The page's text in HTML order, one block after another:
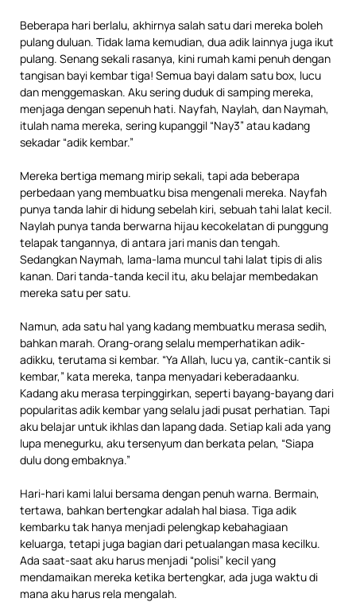
Beberapa hari berlalu, akhirnya salah satu dari mereka boleh
pulang duluan. Tidak lama kemudian, dua adik lainnya juga ikut
pulang. Senang sekali rasanya, kini rumah kami penuh dengan
tangisan bayi kembar tiga! Semua bayi dalam satu box, lucu
dan menggemaskan. Aku sering duduk di samping mereka,
menjaga dengan sepenuh hati. Nayfah, Naylah, dan Naymah,
itulah nama mereka, sering kupanggil “Nay3” atau kadang
sekadar “adik kembar.”
Mereka bertiga memang mirip sekali, tapi ada beberapa
perbedaan yang membuatku bisa mengenali mereka. Nayfah
punya tanda lahir di hidung sebelah kiri, sebuah tahi lalat kecil.
Naylah punya tanda berwarna hijau kecokelatan di punggung
telapak tangannya, di antara jari manis dan tengah.
Sedangkan Naymah, lama-lama muncul tahi lalat tipis di alis
kanan. Dari tanda-tanda kecil itu, aku belajar membedakan
mereka satu per satu.
Namun, ada satu hal yang kadang membuatku merasa sedih,
bahkan marah. Orang-orang selalu memperhatikan adik-
adikku, terutama si kembar. “Ya Allah, lucu ya, cantik-cantik si
kembar,” kata mereka, tanpa menyadari keberadaanku.
Kadang aku merasa terpinggirkan, seperti bayang-bayang dari
popularitas adik kembar yang selalu jadi pusat perhatian. Tapi
aku belajar untuk ikhlas dan lapang dada. Setiap kali ada yang
lupa menegurku, aku tersenyum dan berkata pelan, “Siapa
dulu dong embaknya.”
Hari-hari kami lalui bersama dengan penuh warna. Bermain,
tertawa, bahkan bertengkar adalah hal biasa. Tiga adik
kembarku tak hanya menjadi pelengkap kebahagiaan
keluarga, tetapi juga bagian dari petualangan masa kecilku.
Ada saat-saat aku harus menjadi “polisi” kecil yang
mendamaikan mereka ketika bertengkar, ada juga waktu di
mana aku harus rela mengalah.